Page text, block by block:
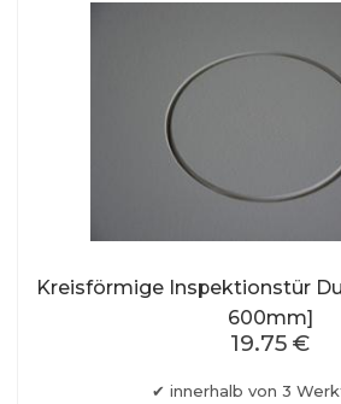
Kreisförmige Inspektionstür
600mm]
innerhalb von 3
19.75 €